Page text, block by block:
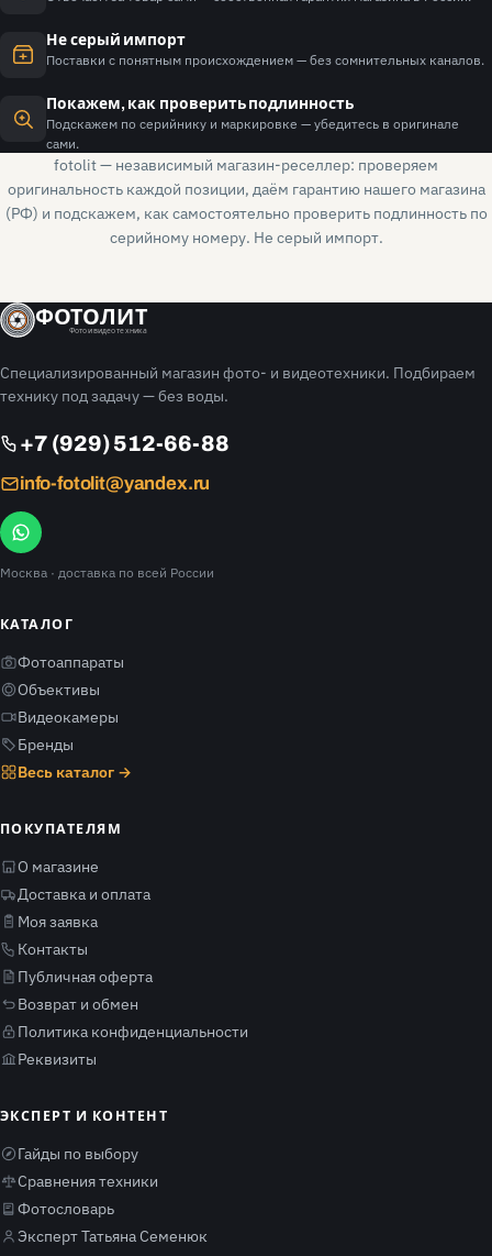
Не серый импорт
Поставки с понятным происхождением — без сомнительных каналов.
Покажем, как проверить подлинность
Подскажем по серийнику и маркировке — убедитесь в оригинале
сами.
fotolit — независимый магазин-реселлер: проверяем
оригинальность каждой позиции, даём гарантию нашего магазина
(РФ) и подскажем, как самостоятельно проверить подлинность по
серийному номеру. Не серый импорт.
ФОТОЛИТ
Фото и видео техника
Специализированный магазин фото- и видеотехники. Подбираем
технику под задачу — без воды.
+7 (929) 512-66-88
info-fotolit@yandex.ru
Москва · доставка по всей России
КАТАЛОГ
Фотоаппараты
Объективы
Видеокамеры
Бренды
Весь каталог →
ПОКУПАТЕЛЯМ
О магазине
Доставка и оплата
Моя заявка
Контакты
Публичная оферта
Возврат и обмен
Политика конфиденциальности
Реквизиты
ЭКСПЕРТ И КОНТЕНТ
Гайды по выбору
Сравнения техники
Фотословарь
Эксперт Татьяна Семенюк